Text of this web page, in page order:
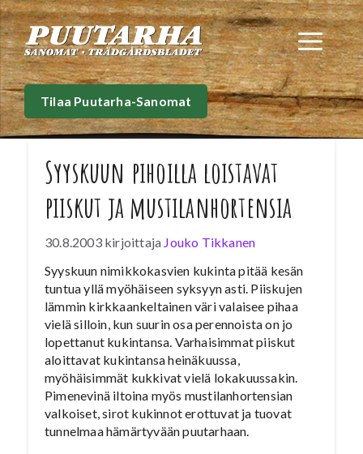
Siirry
sisältöön
Tilaa Puutarha-Sanomat
Syyskuun pihoilla loistavat
piiskut ja mustilanhortensia
30.8.2003 kirjoittaja Jouko Tikkanen
Syyskuun nimikkokasvien kukinta pitää kesän
tuntua yllä myöhäiseen syksyyn asti. Piiskujen
lämmin kirkkaankeltainen väri valaisee pihaa
vielä silloin, kun suurin osa perennoista on jo
lopettanut kukintansa. Varhaisimmat piiskut
aloittavat kukintansa heinäkuussa,
myöhäisimmät kukkivat vielä lokakuussakin.
Pimenevinä iltoina myös mustilanhortensian
valkoiset, sirot kukinnot erottuvat ja tuovat
tunnelmaa hämärtyvään puutarhaan.